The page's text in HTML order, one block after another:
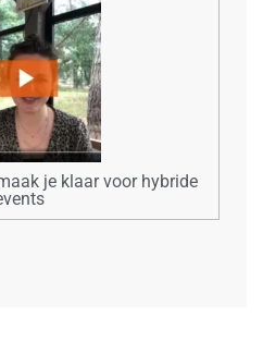
je klaar voor hybride